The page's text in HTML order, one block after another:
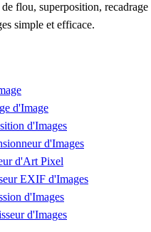
flou, superposition, recadrage
simple et efficace.
d'Image
d'Images
d'Images
d'Art Pixel
EXIF d'Images
d'Images
d'Images